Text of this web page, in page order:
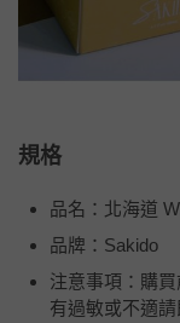
規格
品名：北海道
品牌：Sakido
注意事項：購
有過敏或不適